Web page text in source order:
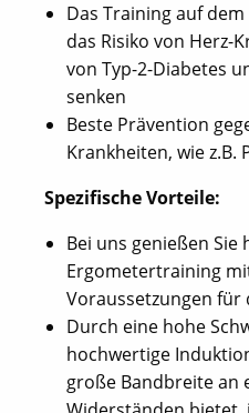
Das Training auf
das Risiko von Herz-
von Typ-2-Diabetes
senken
Beste Prävention
Krankheiten, wie z.B.
Spezifische Vorteile:
Bei uns genießen Sie
Ergometertraining
Voraussetzungen für
Durch eine hohe
hochwertige
große Bandbreite an